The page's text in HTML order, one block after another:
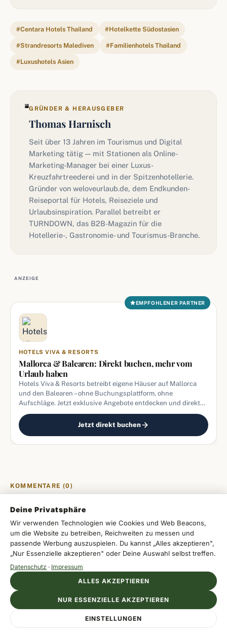
#Centara Hotels Thailand #Hotelkette Südostasien
#Strandresorts Malediven #Familienhotels Thailand
#Luxushotels Asien
GRÜNDER & HERAUSGEBER
Thomas Harnisch
Seit über 13 Jahren im Tourismus und Digital
Marketing tätig — mit Stationen als Online-
Marketing-Manager bei einer Luxus-
Kreuzfahrtreederei und in der Spitzenhotellerie.
Gründer von weloveurlaub.de, dem Endkunden-
Reiseportal für Hotels, Reiseziele und
Urlaubsinspiration. Parallel betreibt er
TURNDOWN, das B2B-Magazin für die
Hotellerie-, Gastronomie- und Tourismus-Branche.
ANZEIGE
EMPFOHLENER PARTNER
HOTELS VIVA & RESORTS
Mallorca & Balearen: Direkt buchen, mehr vom
Urlaub haben
Hotels Viva & Resorts betreibt eigene Häuser auf Mallorca
und den Balearen – ohne Buchungsplattform, ohne
Aufschläge. Jetzt exklusive Angebote entdecken und direkt
zum Bestpreis sichern.
Jetzt direkt buchen
KOMMENTARE (0)
Melde dich an, um einen Kommentar zu
hinterlassen.
Mit Google
Anzeige
AVANI HOTELS & RESORTS
Mehr Hotel, weniger Aufpreis
Deine Privatsphäre
Wir verwenden Technologien wie Cookies und Web Beacons,
um die Website zu betreiben, Reichweiten zu messen und
passende Werbung auszuspielen. Du kannst „Alles akzeptieren",
„Nur Essenzielle akzeptieren" oder Deine Auswahl selbst treffen.
Datenschutz · Impressum
EINSTELLUNGEN
NUR ESSENZIELLE AKZEPTIEREN
ALLES AKZEPTIEREN